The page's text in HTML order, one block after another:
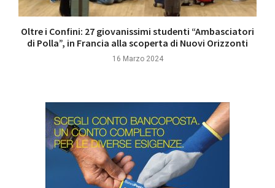
Oltre i Confini: 27 giovanissimi studenti “Ambasciatori
di Polla”, in Francia alla scoperta di Nuovi Orizzonti
16 Marzo 2024